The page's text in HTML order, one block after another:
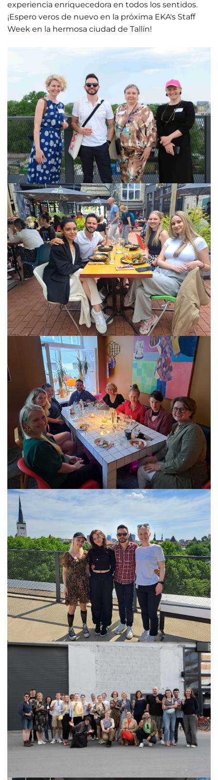
experiencia enriquecedora en todos los sentidos.
¡Espero veros de nuevo en la próxima EKA's Staff
Week en la hermosa ciudad de Tallín!